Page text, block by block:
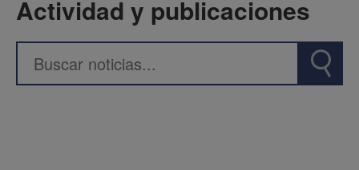
Actividad y publicaciones